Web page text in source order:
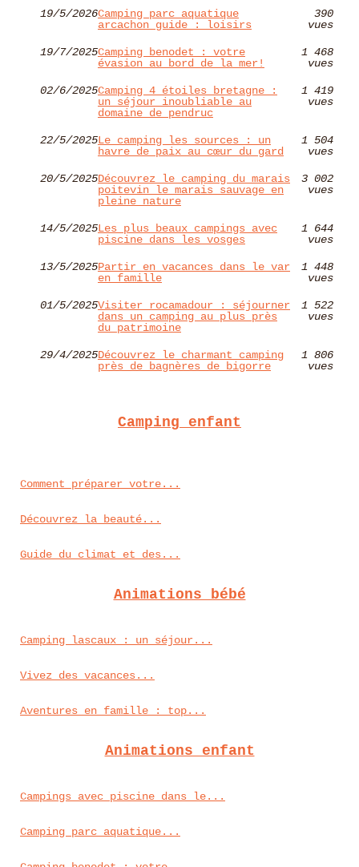
19/5/2026Camping parc aquatique
arcachon guide : loisirs
390
vues
19/7/2025Camping benodet : votre
évasion au bord de la mer!
1 468
vues
02/6/2025Camping 4 étoiles bretagne :
un séjour inoubliable au
domaine de pendruc
1 419
vues
22/5/2025Le camping les sources : un
havre de paix au cœur du gard
1 504
vues
20/5/2025Découvrez le camping du marais
poitevin le marais sauvage en
pleine nature
3 002
vues
14/5/2025Les plus beaux campings avec
piscine dans les vosges
1 644
vues
13/5/2025Partir en vacances dans le var
en famille
1 448
vues
01/5/2025Visiter rocamadour : séjourner
dans un camping au plus près
du patrimoine
1 522
vues
29/4/2025Découvrez le charmant camping
près de bagnères de bigorre
1 806
vues
Camping enfant
Comment préparer votre...
Découvrez la beauté...
Guide du climat et des...
Animations bébé
Camping lascaux : un séjour...
Vivez des vacances...
Aventures en famille : top...
Animations enfant
Campings avec piscine dans le...
Camping parc aquatique...